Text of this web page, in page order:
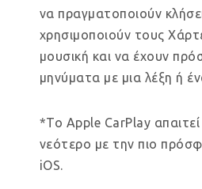
να πραγματοποιούν
χρησιμοποιούν τους
μουσική και να έχουν
μηνύματα με μια λέξη ή
*Το Apple CarPlay
νεότερο με την πιο
iOS.